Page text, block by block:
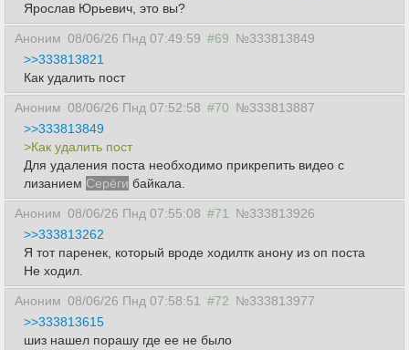
Ярослав Юрьевич, это вы?
Аноним 08/06/26 Пнд 07:49:59 #69 №333813849
>>333813821
Как удалить пост
Аноним 08/06/26 Пнд 07:52:58 #70 №333813887
>>333813849
>Как удалить пост
Для удаления поста необходимо прикрепить видео с
лизанием Серёги байкала.
Аноним 08/06/26 Пнд 07:55:08 #71
№333813926
>>333813262
Я тот паренек, который вроде ходилтк анону из оп поста
Не ходил.
Аноним 08/06/26 Пнд 07:58:51 #72 №333813977
>>333813615
шиз нашел порашу где ее не было